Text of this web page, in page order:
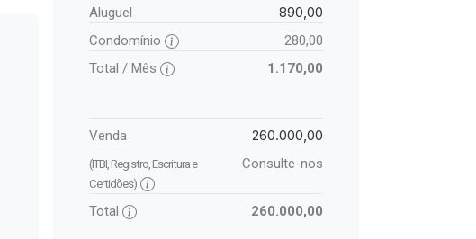
Aluguel 890,00
Condomínio
280,00
Total / Mês
1.170,00
Venda 260.000,00
(ITBI, Registro, Escritura e
Certidões)
Consulte-nos
Total 260.000,00